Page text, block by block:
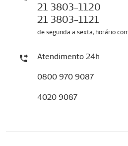
21 3803-1120
21 3803-1121
de segunda a sexta, horário
Atendimento 24h
0800 970 9087
4020 9087